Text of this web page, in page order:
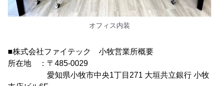
オフィス内装
■株式会社ファイテック 小牧営業所概要
所在地 ：〒485-0029
愛知県小牧市中央1丁目271 大垣共立銀行 小牧